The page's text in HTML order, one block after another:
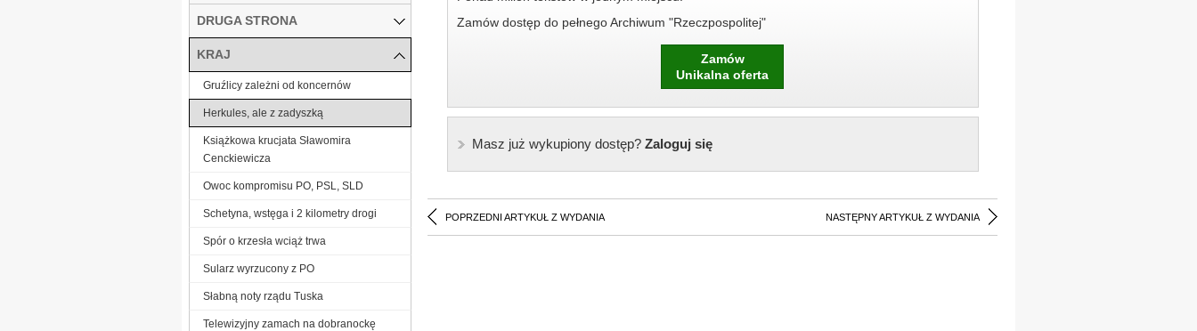
Zamów dostęp do pełnego Archiwum "Rzeczpospolitej"
Zamów
Unikalna oferta
Masz już wykupiony dostęp?Zaloguj się
POPRZEDNI ARTYKUŁ Z WYDANIA NASTĘPNY ARTYKUŁ Z WYDANIA
DRUGA STRONA
KRAJ
Gruźlicy zależni od koncernów
Herkules, ale z zadyszką
Książkowa krucjata Sławomira
Cenckiewicza
Owoc kompromisu PO, PSL, SLD
Schetyna, wstęga i 2 kilometry drogi
Spór o krzesła wciąż trwa
Sularz wyrzucony z PO
Słabną noty rządu Tuska
Telewizyjny zamach na dobranockę